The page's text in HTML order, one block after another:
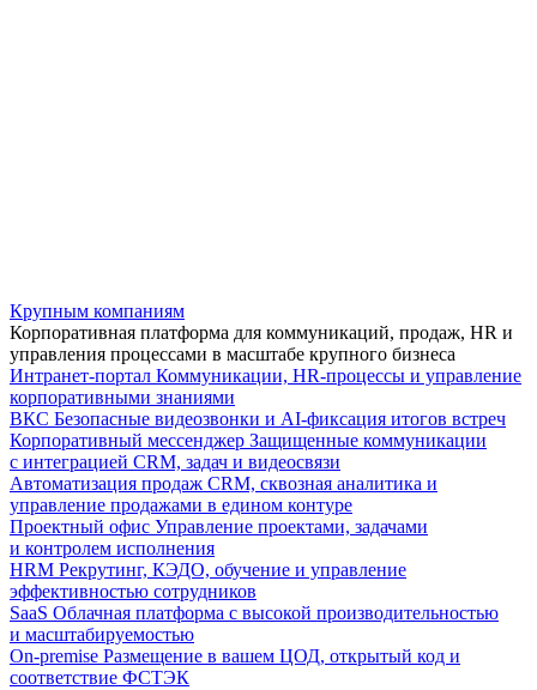
Крупным компаниям
Корпоративная платформа для коммуникаций, продаж, HR и
управления процессами в масштабе крупного бизнеса
Интранет-портал Коммуникации, HR-процессы и управление
корпоративными знаниями
ВКС Безопасные видеозвонки и AI-фиксация итогов встреч
Корпоративный мессенджер Защищенные коммуникации
с интеграцией CRM, задач и видеосвязи
Автоматизация продаж CRM, сквозная аналитика и
управление продажами в едином контуре
Проектный офис Управление проектами, задачами
и контролем исполнения
HRM Рекрутинг, КЭДО, обучение и управление
эффективностью сотрудников
SaaS Облачная платформа с высокой производительностью
и масштабируемостью
On-premise Размещение в вашем ЦОД, открытый код и
соответствие ФСТЭК